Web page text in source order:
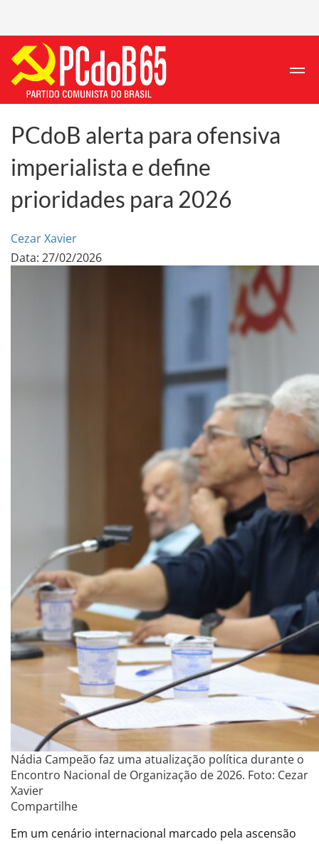
PCdoB alerta para ofensiva
imperialista e define
prioridades para 2026
Cezar Xavier
Data: 27/02/2026
Nádia Campeão faz uma atualização política durante o
Encontro Nacional de Organização de 2026. Foto: Cezar
Xavier
Compartilhe
Em um cenário internacional marcado pela ascensão